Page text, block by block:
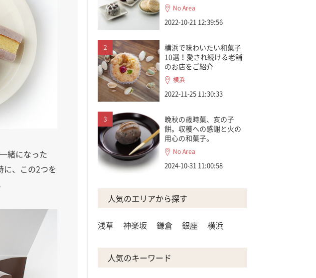
緒になった
に、この2つを
No Area
2022-10-21 12:39:56
横浜で味わいたい和菓子
10選！愛され続ける老舗
のお店をご紹介
横浜
2022-11-25 11:30:33
晩秋の歳時菓、亥の子
餅。収穫への感謝と火の
用心の和菓子。
No Area
2024-10-31 11:00:58
人気のエリアから探す
浅草 神楽坂 鎌倉 銀座 横浜
人気のキーワード